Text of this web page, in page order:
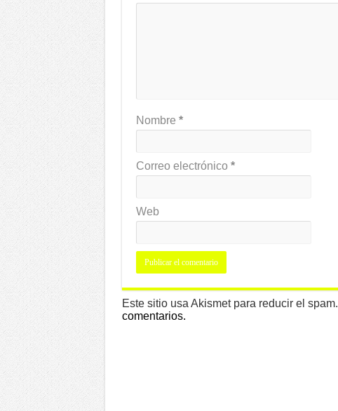
Nombre *
Correo electrónico *
Web
Este sitio usa Akismet para reducir el spam.
comentarios.